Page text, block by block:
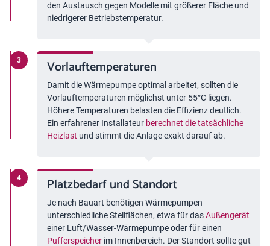
den Austausch gegen Modelle mit größerer Fläche und
niedrigerer Betriebstemperatur.
Vorlauftemperaturen
Damit die Wärmepumpe optimal arbeitet, sollten die
Vorlauftemperaturen möglichst unter 55°C liegen.
Höhere Temperaturen belasten die Effizienz deutlich.
Ein erfahrener Installateur berechnet die tatsächliche
Heizlast und stimmt die Anlage exakt darauf ab.
Platzbedarf und Standort
Je nach Bauart benötigen Wärmepumpen
unterschiedliche Stellflächen, etwa für dasAußengerät
einer Luft/Wasser-Wärmepumpe oder für einen
Pufferspeicher im Innenbereich. Der Standort sollte gut